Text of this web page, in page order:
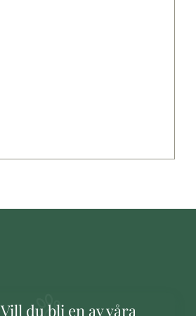
Vill du bli en av våra